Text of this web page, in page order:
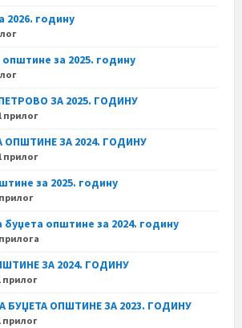
2026. годину
за 2025. годину
ЗА 2025. ГОДИНУ
прилог
ОПШТИНЕ ЗА 2024. ГОДИНУ
прилог
за 2025. годину
општине за 2024. годину
ЗА 2024. ГОДИНУ
прилог
БУЏЕТА ОПШТИНЕ ЗА 2023. ГОДИНУ
прилог